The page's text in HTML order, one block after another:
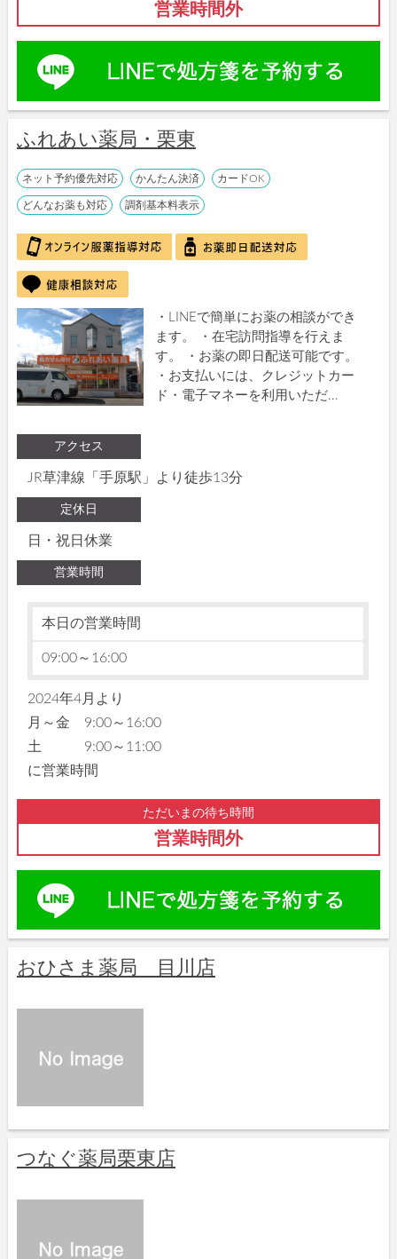
営業時間外
ふれあい薬局・栗東
ネット予約優先対応 かんたん決済 カードOK
どんなお薬も対応 調剤基本料表示
・LINEで簡単にお薬の相談ができ
ます。 ・在宅訪問指導を行えま
す。 ・お薬の即日配送可能です。
・お支払いには、クレジットカー
ド・電子マネーを利用いただ...
アクセス
JR草津線「手原駅」より徒歩13分
定休日
日・祝日休業
営業時間
本日の営業時間
09:00～16:00
2024年4月より
月～金 9:00～16:00
土 9:00～11:00
に営業時間
ただいまの待ち時間
営業時間外
おひさま薬局 目川店
つなぐ薬局栗東店